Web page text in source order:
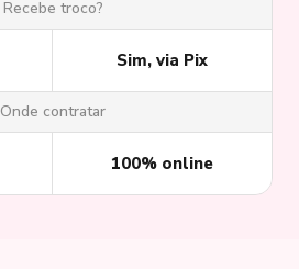
Recebe troco?
Sim, via Pix
Onde contratar
100% online